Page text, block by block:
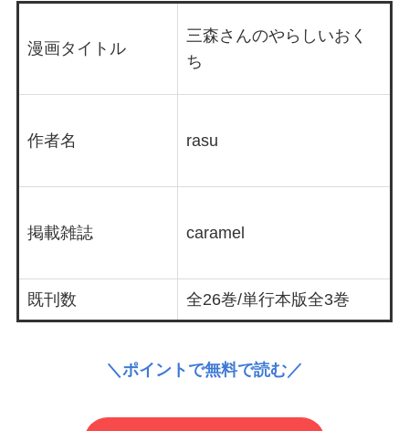
漫画タイトル
三森さんのやらしいおく
ち
作者名 rasu
掲載雑誌 caramel
既刊数 全26巻/単行本版全3巻
＼ポイントで無料で読む／